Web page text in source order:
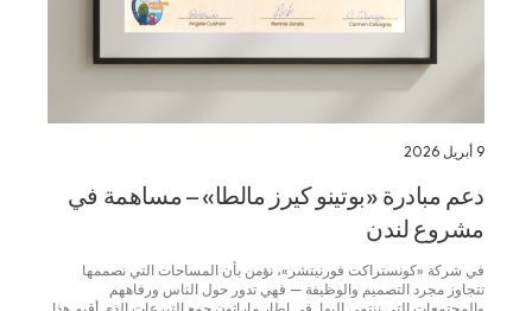
9 أبريل 2026
دعم مبادرة «بوتينو كيرز مالطا» – مساهمة في
مشروع لندن
في شركة «كونستراكت فورنيتشر»، نؤمن بأن المساحات التي نصممها
تتجاوز مجرد التصميم والوظيفة — فهي تدور حول الناس ورفاههم